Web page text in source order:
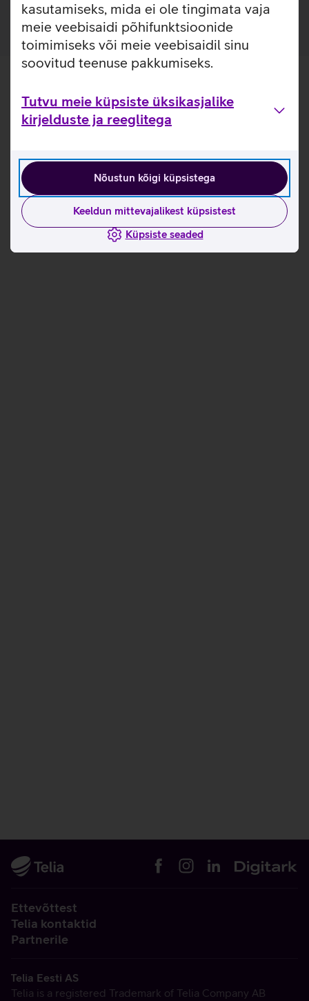
kasutamiseks, mida ei ole tingimata vaja
meie veebisaidi põhifunktsioonide
toimimiseks või meie veebisaidil sinu
soovitud teenuse pakkumiseks.
Tutvu meie küpsiste üksikasjalike
kirjelduste ja reeglitega
Nõustun kõigi küpsistega
Keeldun mittevajalikest küpsistest
Küpsiste seaded
Ettevõttest
Telia kontaktid
Partnerile
Telia Eesti AS
Telia is a registered Trademark of Telia Company AB